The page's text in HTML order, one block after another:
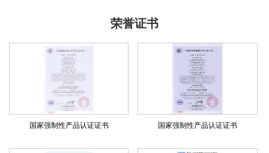
荣誉证书
国家强制性产品认证证书 国家强制性产品认证证书